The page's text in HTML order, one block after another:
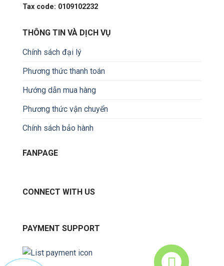
Tax code: 0109102232
THÔNG TIN VÀ DỊCH VỤ
Chính sách đại lý
Phương thức thanh toán
Hướng dẫn mua hàng
Phương thức vận chuyển
Chính sách bảo hành
FANPAGE
CONNECT WITH US
PAYMENT SUPPORT